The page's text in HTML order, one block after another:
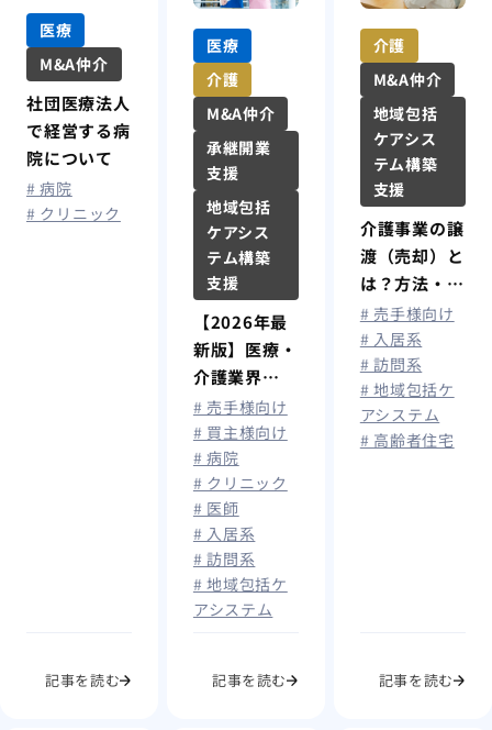
医療
M&A仲介
社団医療法人
で経営する病
院について
# 病院
# クリニック
記事を読む
医療
介護
M&A仲介
承継開業
支援
地域包括
ケアシス
テム構築
支援
【2026年最
新版】医療・
介護業界
M&A動向と
売却相場｜病
院・クリニッ
ク・介護施設
の事業承継を
徹底解説！
# 売手様向け
# 買主様向け
# 病院
# クリニック
# 医師
# 入居系
# 訪問系
# 地域包括ケ
アシステム
記事を読む
介護
M&A仲介
地域包括
ケアシス
テム構築
支援
介護事業の譲
渡（売却）と
は？方法・流
れや法人格別
の注意点を解
説！
# 売手様向け
# 入居系
# 訪問系
# 地域包括ケ
アシステム
# 高齢者住宅
記事を読む